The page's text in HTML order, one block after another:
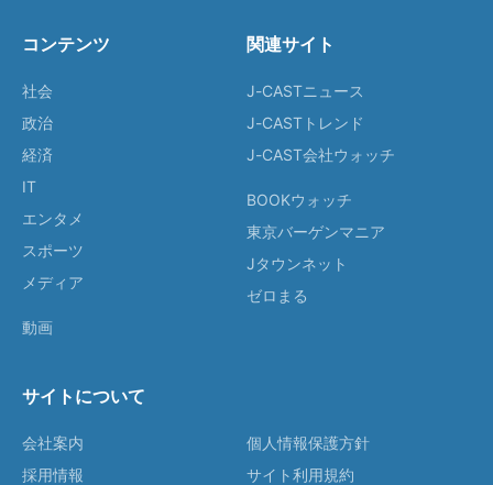
コンテンツ
社会
政治
経済
IT
エンタメ
スポーツ
メディア
動画
関連サイト
J-CASTニュース
J-CASTトレンド
J-CAST会社ウォッチ
BOOKウォッチ
東京バーゲンマニア
Jタウンネット
ゼロまる
サイトについて
会社案内
採用情報
個人情報保護方針
サイト利用規約